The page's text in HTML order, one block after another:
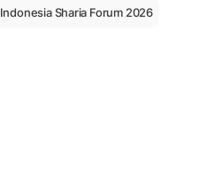
Indonesia Sharia Forum 2026